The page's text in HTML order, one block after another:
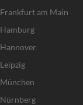
am Main